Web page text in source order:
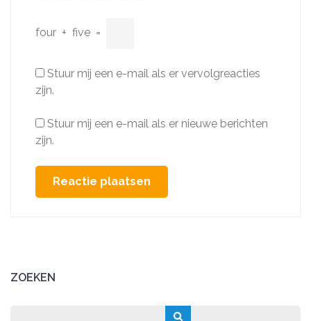
four + five =
Stuur mij een e-mail als er vervolgreacties
zijn.
Stuur mij een e-mail als er nieuwe berichten
zijn.
ZOEKEN